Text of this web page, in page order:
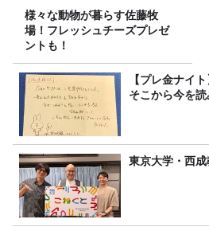
様々な動物が暮らす佐藤牧
場！フレッシュチーズプレゼ
ントも！
【プレ金ナイ
そこから今を読
東京大学・西成